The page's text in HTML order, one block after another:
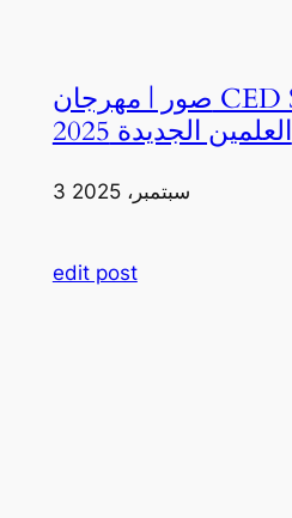
صور | مهرجان CED Sportival في
العلمين الجديدة 2025
3 سبتمبر، 2025
edit post